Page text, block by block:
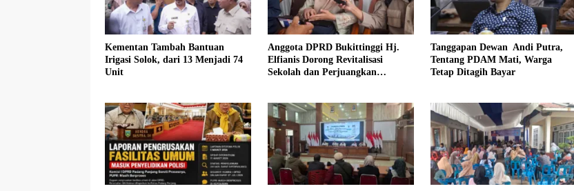
Kementan Tambah Bantuan
Irigasi Solok, dari 13 Menjadi 74
Unit
Anggota DPRD Bukittinggi Hj.
Elfianis Dorong Revitalisasi
Sekolah dan Perjuangkan
Tanggapan Dewan Andi Putra,
Tentang PDAM Mati, Warga
Tetap Ditagih Bayar